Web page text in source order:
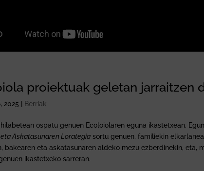
proiektuak geletan jarraitzen
2025 Berriak
ospatu genuen Ecoloiolaren eguna ikastetxean.
Askatasunaren Lorategia sortu genuen, familiekin
bakearen eta askatasunaren aldeko mezu ezberdinekin, eta,
ikastetxeko sarreran.